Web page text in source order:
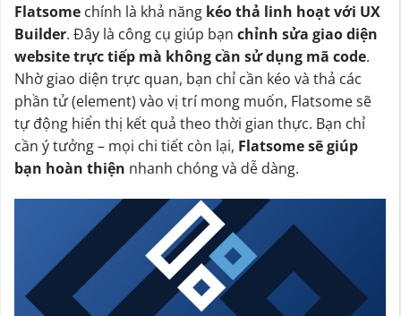
Flatsome chính là khả năng kéo thả linh hoạt với UX
Builder. Đây là công cụ giúp bạn chỉnh sửa giao diện
website trực tiếp mà không cần sử dụng mã code.
Nhờ giao diện trực quan, bạn chỉ cần kéo và thả các
phần tử (element) vào vị trí mong muốn, Flatsome sẽ
tự động hiển thị kết quả theo thời gian thực. Bạn chỉ
cần ý tưởng – mọi chi tiết còn lại, Flatsome sẽ giúp
bạn hoàn thiện nhanh chóng và dễ dàng.